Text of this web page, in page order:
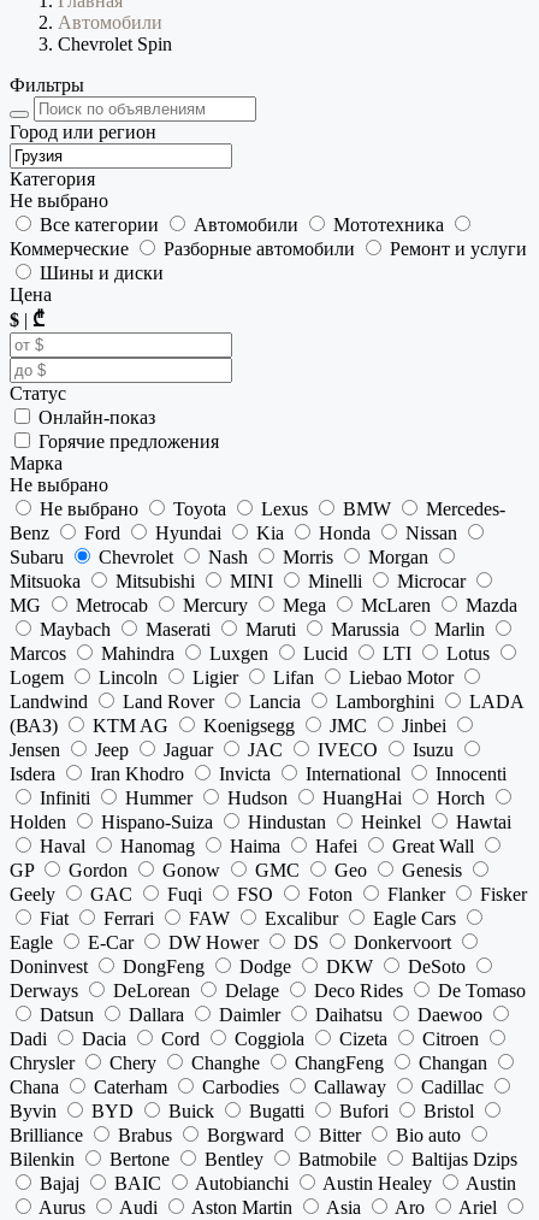
Автомобили
Chevrolet Spin
Фильтры
Город или регион
Категория
Не выбрано
Все категории
Автомобили
Мототехника
Коммерческие
Разборные автомобили
Ремонт и услуги
Шины и диски
Цена
$ | ₾
Статус
Онлайн-показ
Горячие предложения
Марка
Не выбрано
Не выбрано
Toyota Lexus BMW
Mercedes-
Benz
Ford Hyundai Kia Honda
Nissan
Subaru
Chevrolet Nash Morris
Morgan
Mitsuoka
Mitsubishi MINI Minelli
Microcar
MG
Metrocab Mercury Mega McLaren
Mazda
Maybach
Maserati Maruti Marussia
Marlin
Marcos
Mahindra Luxgen Lucid LTI
Lotus
Logem
Lincoln Ligier Lifan
Liebao Motor
Landwind
Land Rover Lancia Lamborghini
LADA
(ВАЗ)
KTM AG Koenigsegg JMC
Jinbei
Jensen
Jeep Jaguar JAC IVECO
Isuzu
Isdera
Iran Khodro Invicta International
Innocenti
Infiniti
Hummer Hudson HuangHai
Horch
Holden
Hispano-Suiza Hindustan Heinkel
Hawtai
Haval
Hanomag Haima Hafei
Great Wall
GP
Gordon Gonow GMC Geo
Genesis
Geely
GAC Fuqi FSO Foton Flanker
Fisker
Fiat
Ferrari FAW Excalibur
Eagle Cars
Eagle
E-Car DW Hower DS
Donkervoort
Doninvest
DongFeng Dodge DKW
DeSoto
Derways
DeLorean Delage Deco Rides
De Tomaso
Datsun
Dallara Daimler Daihatsu
Daewoo
Dadi
Dacia Cord Coggiola Cizeta
Citroen
Chrysler
Chery Changhe ChangFeng
Changan
Chana
Caterham Carbodies Callaway
Cadillac
Byvin
BYD Buick Bugatti Bufori
Bristol
Brilliance
Brabus Borgward Bitter
Bio auto
Bilenkin
Bertone Bentley Batmobile
Baltijas Dzips
Bajaj
BAIC Autobianchi Austin Healey
Austin
Aurus
Audi Aston Martin Asia Aro
Ariel